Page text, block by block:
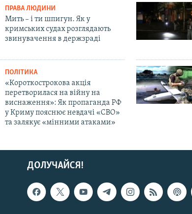
ПРАВА ЛЮДИНИ
Мить – і ти шпигун. Як у
кримських судах розглядають
звинувачення в держзраді
ПОЛІТИКА
«Короткострокова акція
перетворилася на війну на
виснаження»: Як пропаганда РФ
у Криму пояснює невдачі «СВО»
та залякує «мінними атаками»
ДОЛУЧАЙСЯ!